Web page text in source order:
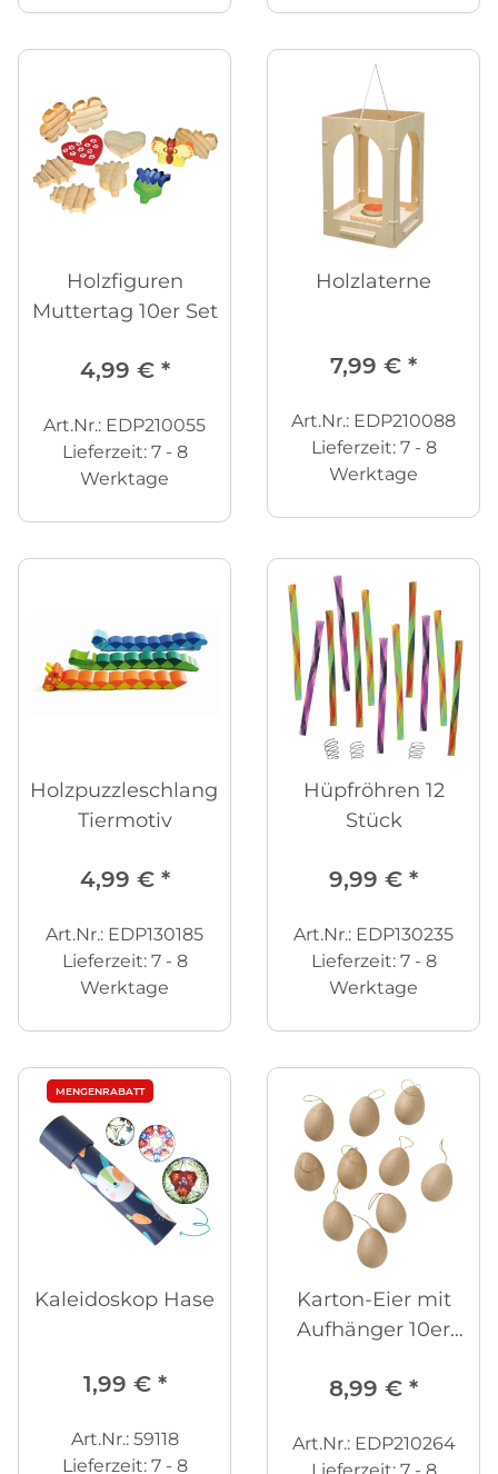
Holzfiguren
Muttertag 10er Set
4,99 € *
Art.Nr.: EDP210055
Lieferzeit: 7 - 8
Werktage
Holzlaterne
7,99 € *
Art.Nr.: EDP210088
Lieferzeit: 7 - 8
Werktage
Holzpuzzleschlange
Tiermotiv
4,99 € *
Art.Nr.: EDP130185
Lieferzeit: 7 - 8
Werktage
Hüpfröhren 12
Stück
9,99 € *
Art.Nr.: EDP130235
Lieferzeit: 7 - 8
Werktage
MENGENRABATT
Kaleidoskop Hase
1,99 € *
Art.Nr.: 59118
Lieferzeit: 7 - 8
Karton-Eier mit
Aufhänger 10er
8,99 € *
Art.Nr.: EDP210264